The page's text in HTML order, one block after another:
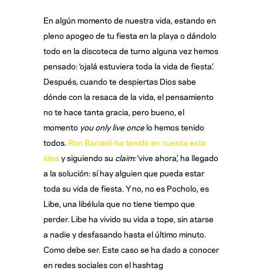
En algún momento de nuestra vida, estando en
pleno apogeo de tu fiesta en la playa o dándolo
todo en la discoteca de turno alguna vez hemos
pensado: ‘ojalá estuviera toda la vida de fiesta’.
Después, cuando te despiertas Dios sabe
dónde con la resaca de la vida, el pensamiento
no te hace tanta gracia, pero bueno, el
momento you only live once lo hemos tenido
todos. Ron Barceló ha tenido en cuenta esta
idea y siguiendo su claim:‘vive ahora’, ha llegado
a la solución: sí hay alguien que pueda estar
toda su vida de fiesta. Y no, no es Pocholo, es
Libe, una libélula que no tiene tiempo que
perder. Libe ha vivido su vida a tope, sin atarse
a nadie y desfasando hasta el último minuto.
Como debe ser. Este caso se ha dado a conocer
en redes sociales con el hashtag